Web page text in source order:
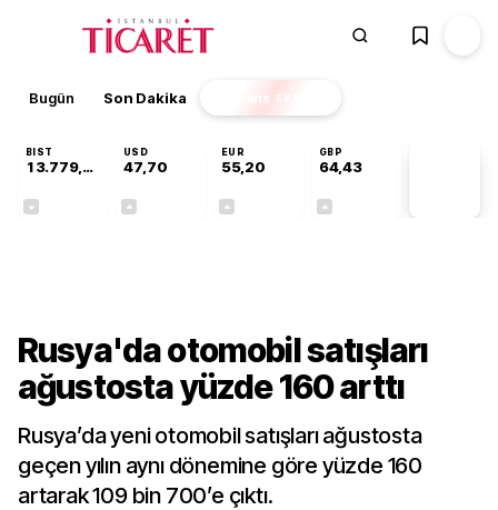
Bugün Son Dakika Finans EKSTRA
BIST
13.779,39
USD
47,70
EUR
55,20
GBP
64,43
Rusya'da otomobil satışları
ağustosta yüzde 160 arttı
Rusya’da yeni otomobil satışları ağustosta
geçen yılın aynı dönemine göre yüzde 160
artarak 109 bin 700’e çıktı.